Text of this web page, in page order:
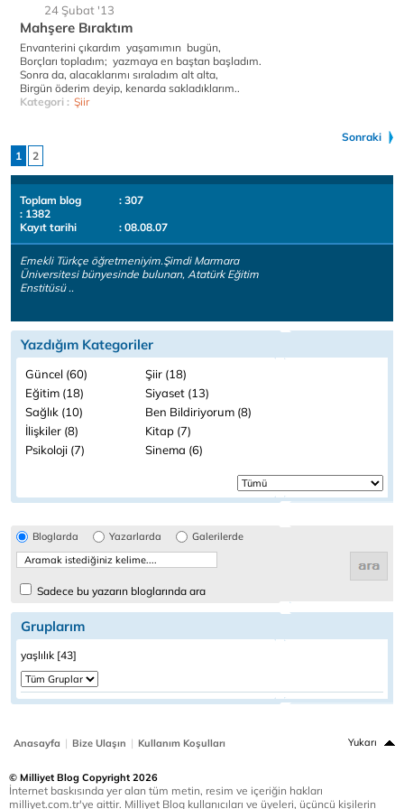
24 Şubat '13
Mahşere Bıraktım
Envanterini çıkardım yaşamımın bugün,
Borçları topladım; yazmaya en baştan başladım.
Sonra da, alacaklarımı sıraladım alt alta,
Birgün öderim deyip, kenarda sakladıklarım..
Kategori : Şiir
Sonraki
1
2
Toplam blog
: 307
: 1382
Kayıt tarihi
: 08.08.07
Emekli Türkçe öğretmeniyim.Şimdi Marmara
Üniversitesi bünyesinde bulunan, Atatürk Eğitim
Enstitüsü ..
Yazdığım Kategoriler
Güncel (60)
Şiir (18)
Eğitim (18)
Siyaset (13)
Sağlık (10)
Ben Bildiriyorum (8)
İlişkiler (8)
Kitap (7)
Psikoloji (7)
Sinema (6)
Bloglarda Yazarlarda Galerilerde
Sadece bu yazarın bloglarında ara
Gruplarım
yaşlılık [43]
Anasayfa | Bize Ulaşın | Kullanım Koşulları Yukarı
© Milliyet Blog Copyright 2026
İnternet baskısında yer alan tüm metin, resim ve içeriğin hakları
milliyet.com.tr'ye aittir. Milliyet Blog kullanıcıları ve üyeleri, üçüncü kişilerin